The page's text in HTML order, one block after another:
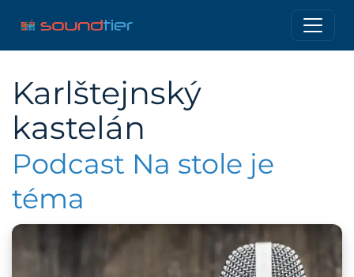
Karlštejnský
kastelán
Podcast Na stole je
téma